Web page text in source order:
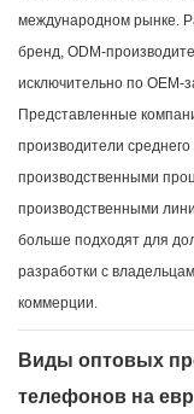
международном рынке.
бренд, ODM-
исключительно по OEM-
Представленные
производители
производственными
производственными
больше подходят для
разработки с
коммерции.
Виды оптовых
телефонов на